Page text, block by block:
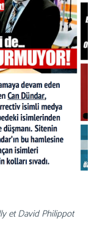
et David Philippot